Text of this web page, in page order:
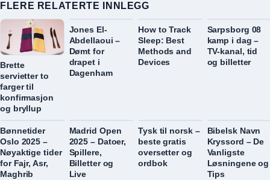
FLERE RELATERTE INNLEGG
Brette
servietter to
farger til
konfirmasjon
og bryllup
Jones El-
Abdellaoui –
Dømt for
drapet i
Dagenham
How to Track
Sleep: Best
Methods and
Devices
Sarpsborg 08
kamp i dag –
TV-kanal, tid
og billetter
Bønnetider
Oslo 2025 –
Nøyaktige tider
for Fajr, Asr,
Maghrib
Madrid Open
2025 – Datoer,
Spillere,
Billetter og
Live
Tysk til norsk –
beste gratis
oversetter og
ordbok
Bibelsk Navn
Kryssord – De
Vanligste
Løsningene og
Tips